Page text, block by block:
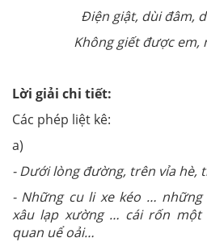
Điện giật, dùi đâm,
Không giết được em,
(Tố
Lời giải chi tiết:
Các phép liệt kê:
a)
- Dưới lòng đường, trên vỉa hè,
- Những cu li xe kéo …
xâu lạp xường … cái rốn
quan uể oải…